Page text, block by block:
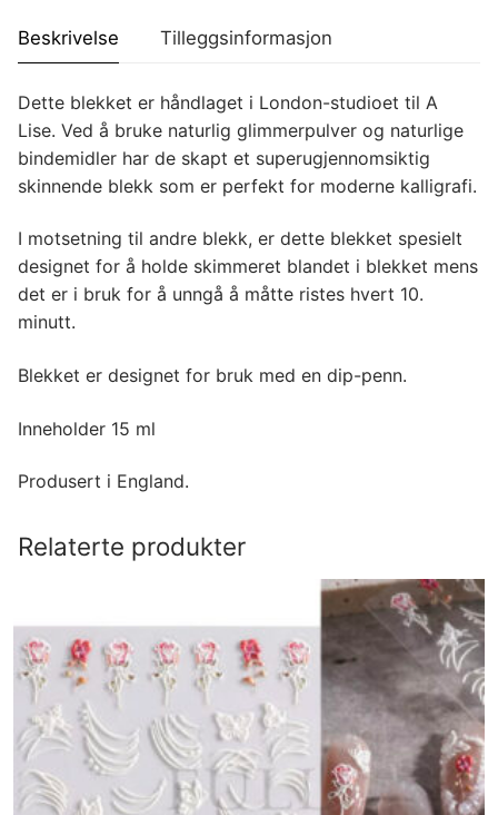
Beskrivelse Tilleggsinformasjon
Dette blekket er håndlaget i London-studioet til A
Lise. Ved å bruke naturlig glimmerpulver og naturlige
bindemidler har de skapt et superugjennomsiktig
skinnende blekk som er perfekt for moderne kalligrafi.
I motsetning til andre blekk, er dette blekket spesielt
designet for å holde skimmeret blandet i blekket mens
det er i bruk for å unngå å måtte ristes hvert 10.
minutt.
Blekket er designet for bruk med en dip-penn.
Inneholder 15 ml
Produsert i England.
Relaterte produkter